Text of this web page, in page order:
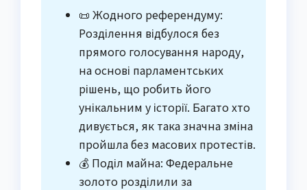
📜 Жодного референдуму:
Розділення відбулося без
прямого голосування народу,
на основі парламентських
рішень, що робить його
унікальним у історії. Багато хто
дивується, як така значна зміна
пройшла без масових протестів.
💰 Поділ майна: Федеральне
золото розділили за